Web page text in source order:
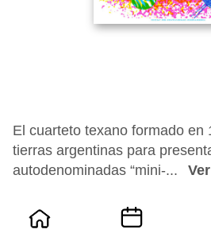
El cuarteto texano formado en
tierras argentinas para
autodenominadas “mini-...